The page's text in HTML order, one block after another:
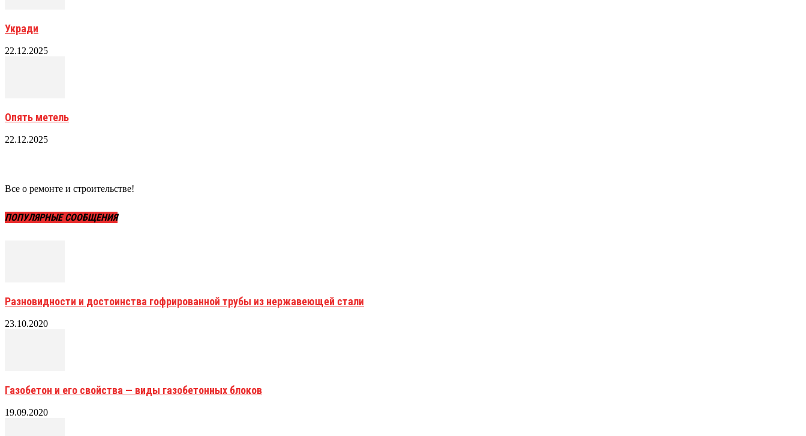
Укради
22.12.2025
Опять метель
22.12.2025
Все о ремонте и строительстве!
ПОПУЛЯРНЫЕ СООБЩЕНИЯ
Разновидности и достоинства гофрированной трубы из нержавеющей стали
23.10.2020
Газобетон и его свойства — виды газобетонных блоков
19.09.2020